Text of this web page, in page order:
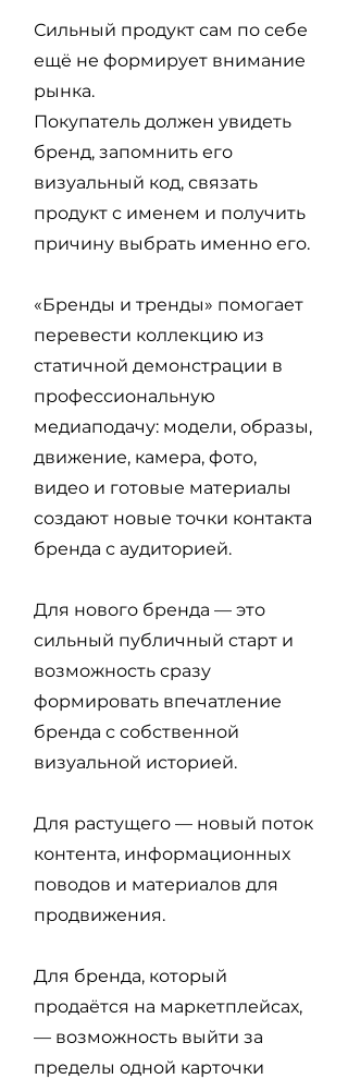
Сильный продукт сам по себе
ещё не формирует внимание
рынка.
Покупатель должен увидеть
бренд, запомнить его
визуальный код, связать
продукт с именем и получить
причину выбрать именно его.
«Бренды и тренды» помогает
перевести коллекцию из
статичной демонстрации в
профессиональную
медиаподачу: модели, образы,
движение, камера, фото,
видео и готовые материалы
создают новые точки контакта
бренда с аудиторией.
Для нового бренда — это
сильный публичный старт и
возможность сразу
формировать впечатление
бренда с собственной
визуальной историей.
Для растущего — новый поток
контента, информационных
поводов и материалов для
продвижения.
Для бренда, который
продаётся на маркетплейсах,
— возможность выйти за
пределы одной карточки